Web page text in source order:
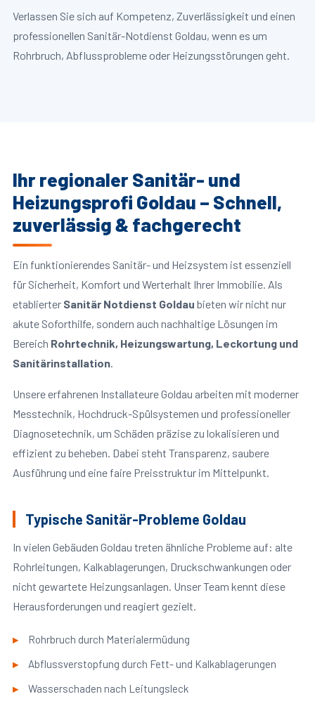
Verlassen Sie sich auf Kompetenz, Zuverlässigkeit und einen
professionellen Sanitär-Notdienst Goldau, wenn es um
Rohrbruch, Abflussprobleme oder Heizungsstörungen geht.
Ihr regionaler Sanitär- und
Heizungsprofi Goldau – Schnell,
zuverlässig & fachgerecht
Ein funktionierendes Sanitär- und Heizsystem ist essenziell
für Sicherheit, Komfort und Werterhalt Ihrer Immobilie. Als
etablierter Sanitär Notdienst Goldau bieten wir nicht nur
akute Soforthilfe, sondern auch nachhaltige Lösungen im
Bereich Rohrtechnik, Heizungswartung, Leckortung und
Sanitärinstallation.
Unsere erfahrenen Installateure Goldau arbeiten mit moderner
Messtechnik, Hochdruck-Spülsystemen und professioneller
Diagnosetechnik, um Schäden präzise zu lokalisieren und
effizient zu beheben. Dabei steht Transparenz, saubere
Ausführung und eine faire Preisstruktur im Mittelpunkt.
Typische Sanitär-Probleme Goldau
In vielen Gebäuden Goldau treten ähnliche Probleme auf: alte
Rohrleitungen, Kalkablagerungen, Druckschwankungen oder
nicht gewartete Heizungsanlagen. Unser Team kennt diese
Herausforderungen und reagiert gezielt.
Rohrbruch durch Materialermüdung
Abflussverstopfung durch Fett- und Kalkablagerungen
Wasserschaden nach Leitungsleck